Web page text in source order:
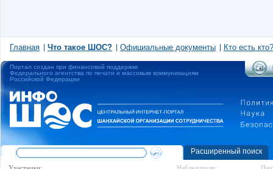
Главная Что такое ШОС? Официальные документы Кто есть кто?
Портал создан при финансовой поддержке
Федерального агентства по печати и массовым коммуникациям
Российской Федерации
Расширенный поиск